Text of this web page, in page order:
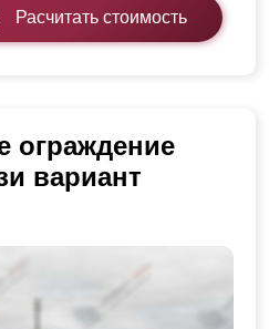
Расчитать стоимость
ограждение
вариант